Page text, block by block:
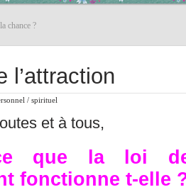
chance ?
l’attraction
/ spirituel
et à tous,
ce que la loi
fonctionne t-elle